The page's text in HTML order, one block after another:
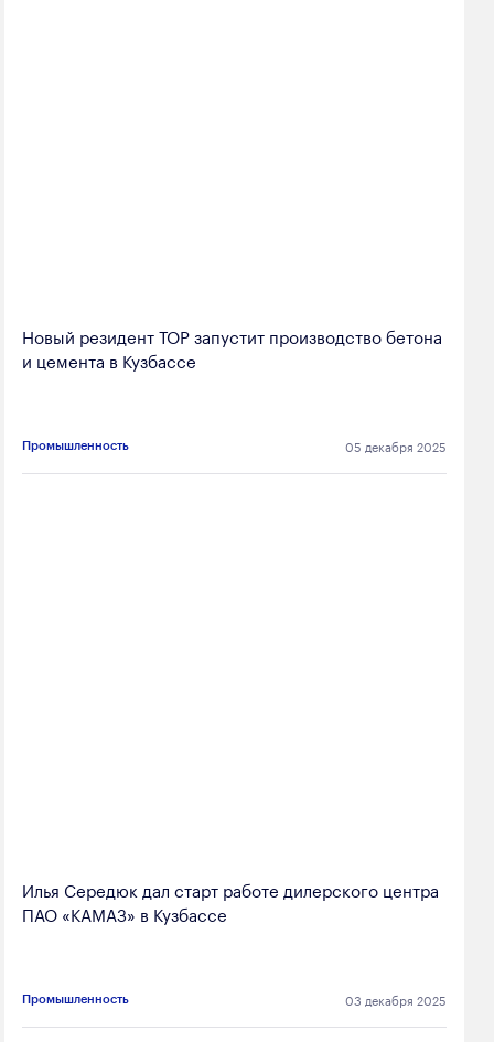
Новый резидент ТОР запустит производство бетона
и цемента в Кузбассе
Промышленность 05 декабря 2025
Илья Середюк дал старт работе дилерского центра
ПАО «КАМАЗ» в Кузбассе
Промышленность 03 декабря 2025